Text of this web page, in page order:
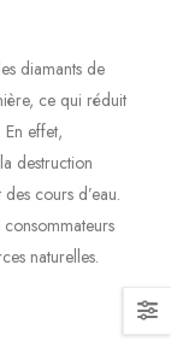
diamants de
ce qui réduit
effet,
destruction
cours d’eau.
naturelles.